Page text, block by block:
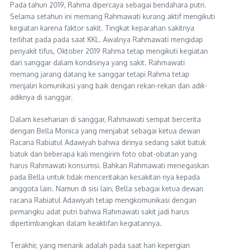
Pada tahun 2019, Rahma dipercaya sebagai bendahara putri.
Selama setahun ini memang Rahmawati kurang aktif mengikuti
kegiatan karena faktor sakit. Tingkat keparahan sakitnya
terlihat pada pada saat KKL. Awalnya Rahmawati mengidap
penyakit tifus, Oktober 2019 Rahma tetap mengikuti kegiatan
dari sanggar dalam kondisinya yang sakit. Rahmawati
memang jarang datang ke sanggar tetapi Rahma tetap
menjalin komunikasi yang baik dengan rekan-rekan dan adik-
adiknya di sanggar.
Dalam keseharian di sanggar, Rahmawati sempat bercerita
dengan Bella Monica yang menjabat sebagai ketua dewan
Racana Rabiatul Adawiyah bahwa dirinya sedang sakit batuk
batuk dan beberapa kali mengirim foto obat-obatan yang
harus Rahmawati konsumsi. Bahkan Rahmawati menegaskan
pada Bella untuk tidak menceritakan kesakitan nya kepada
anggota lain. Namun di sisi lain, Bella sebagai ketua dewan
racana Rabiatul Adawiyah tetap mengkomunikasi dengan
pemangku adat putri bahwa Rahmawati sakit jadi harus
dipertimbangkan dalam keaktifan kegiatannya.
Terakhir, yang menarik adalah pada saat hari kepergian